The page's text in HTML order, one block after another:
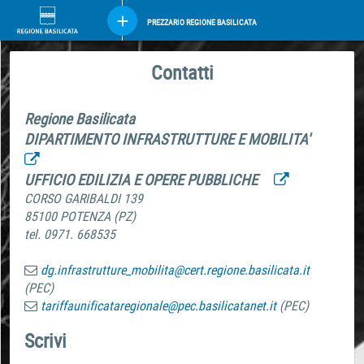
PREZZARIO REGIONE BASILICATA
Contatti
Regione Basilicata
DIPARTIMENTO INFRASTRUTTURE E MOBILITA'
UFFICIO EDILIZIA E OPERE PUBBLICHE
CORSO GARIBALDI 139
85100 POTENZA (PZ)
tel. 0971. 668535
dg.infrastrutture_mobilita@cert.regione.basilicata.it
(PEC)
tariffaunificataregionale@pec.basilicatanet.it(PEC)
Scrivi